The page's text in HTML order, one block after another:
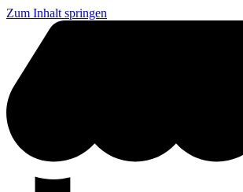
Zum Inhalt springen